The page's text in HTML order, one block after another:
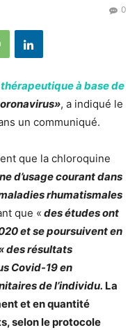
0
à base de
, a indiqué le
un communiqué.
que la chloroquine
d’usage courant dans
rhumatismales
que « des études ont
et se poursuivent en
des résultats
Covid-19 en
de l’individu. La
et en quantité
, selon le protocole